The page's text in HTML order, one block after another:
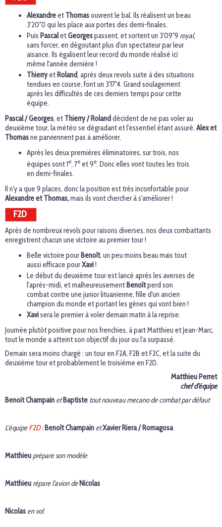
Alexandreet Thomasouvrent le bal. Ils réalisent un beau
3'20"0 qui les place aux portes des demi-finales.
Puis PascaletGeorgespassent, et sortent un 3'09"9 royal,
sans forcer, en dégoutant plus d'un spectateur par leur
aisance. Ils égalisent leur record du monde réalisé ici
même l'année dernière !
Thierryet Roland, après deux revols suite à des situations
tendues en course, font un 3'17"4. Grand soulagement
après les difficultés de ces derniers temps pour cette
équipe.
Pascal / Georges, et Thierry / Roland décident de ne pas voler au
deuxième tour, la météo se dégradant et l'essentiel étant assuré. Alex et
Thomasne parviennent pas à améliorer.
Après les deux premières éliminatoires, sur trois, nos
équipes sont 1e, 7e et 9e. Donc elles vont toutes les trois
en demi-finales.
Il n'y a que 9 places, donc la position est très inconfortable pour
Alexandre et Thomas,mais ils vont chercher à s'améliorer !
F2D
Après de nombreux revols pour raisons diverses, nos deux combattants
enregistrent chacun une victoire au premier tour !
Belle victoire pourBenoît, un peu moins beau mais tout
aussi efficace pourXavi!
Le début du deuxième tour est lancé après les averses de
l'après-midi, et malheureusement Benoîtperd son
combat contre une junior lituanienne, fille d'un ancien
champion du monde et portant les gênes qui vont bien !
Xavisera le premier à voler demain matin à la reprise.
Journée plutôt positive pour nos frenchies, à part Matthieu et Jean-Marc,
tout le monde a atteint son objectif du jour ou l'a surpassé.
Demain sera moins chargé : un tour en F2A, F2B et F2C, et la suite du
deuxième tour et probablement le troisième en F2D.
Matthieu Perret
chef d'équipe
Benoit Champain etBaptiste tout nouveau mecano de combat par défaut
L'équipeF2D:Benoît Champain etXavier Riera / Romagosa
Matthieu prépare son modèle
Matthieu répare l'avion de Nicolas
Nicolas en vol